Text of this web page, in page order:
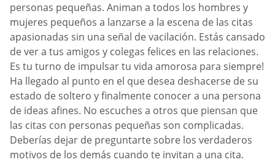
personas pequeñas. Animan a todos los hombres y
mujeres pequeños a lanzarse a la escena de las citas
apasionadas sin una señal de vacilación. Estás cansado
de ver a tus amigos y colegas felices en las relaciones.
Es tu turno de impulsar tu vida amorosa para siempre!
Ha llegado al punto en el que desea deshacerse de su
estado de soltero y finalmente conocer a una persona
de ideas afines. No escuches a otros que piensan que
las citas con personas pequeñas son complicadas.
Deberías dejar de preguntarte sobre los verdaderos
motivos de los demás cuando te invitan a una cita.